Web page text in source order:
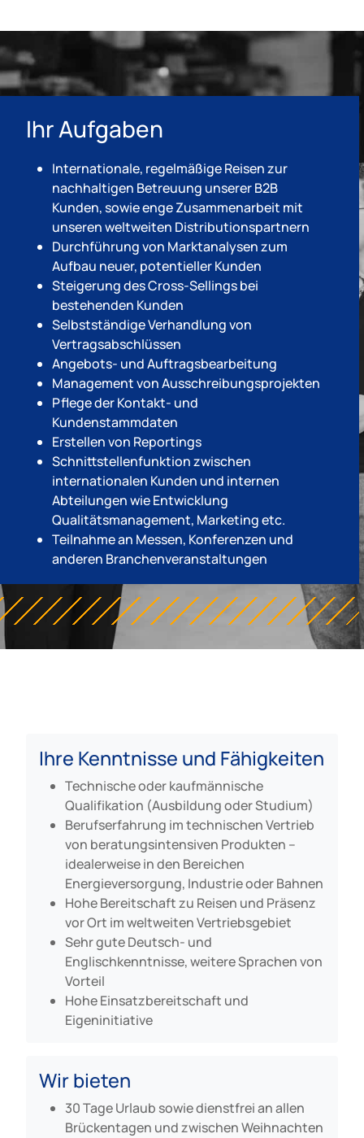
Ihr Aufgaben
Internationale, regelmäßige Reisen zur
nachhaltigen Betreuung unserer B2B
Kunden, sowie enge Zusammenarbeit mit
unseren weltweiten Distributionspartnern
Durchführung von Marktanalysen zum
Aufbau neuer, potentieller Kunden
Steigerung des Cross-Sellings bei
bestehenden Kunden
Selbstständige Verhandlung von
Vertragsabschlüssen
Angebots- und Auftragsbearbeitung
Management von Ausschreibungsprojekten
Pflege der Kontakt- und
Kundenstammdaten
Erstellen von Reportings
Schnittstellenfunktion zwischen
internationalen Kunden und internen
Abteilungen wie Entwicklung
Qualitätsmanagement, Marketing etc.
Teilnahme an Messen, Konferenzen und
anderen Branchenveranstaltungen
Ihre Kenntnisse und Fähigkeiten
Technische oder kaufmännische
Qualifikation (Ausbildung oder Studium)
Berufserfahrung im technischen Vertrieb
von beratungsintensiven Produkten –
idealerweise in den Bereichen
Energieversorgung, Industrie oder Bahnen
Hohe Bereitschaft zu Reisen und Präsenz
vor Ort im weltweiten Vertriebsgebiet
Sehr gute Deutsch- und
Englischkenntnisse, weitere Sprachen von
Vorteil
Hohe Einsatzbereitschaft und
Eigeninitiative
Wir bieten
30 Tage Urlaub sowie dienstfrei an allen
Brückentagen und zwischen Weihnachten